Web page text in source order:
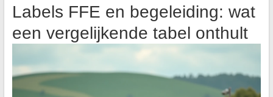
Labels FFE en begeleiding: wat
een vergelijkende tabel onthult